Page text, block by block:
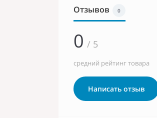
Отзывов 0
0 / 5
средний рейтинг товара
Написать отзыв